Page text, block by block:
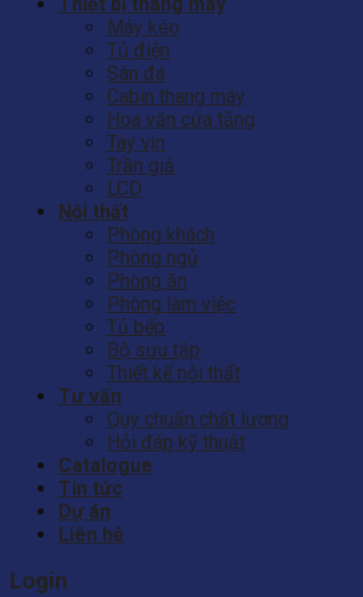
Máy kéo
Tủ điện
Sàn đá
Cabin thang máy
Hoa văn cửa tầng
Tay vịn
Trần giả
LCD
Nội thất
Phòng khách
Phòng ngủ
Phòng ăn
Phòng làm việc
Tủ bếp
Bộ sưu tập
Thiết kế nội thất
Tư vấn
Quy chuẩn chất lượng
Hỏi đáp kỹ thuật
Catalogue
Tin tức
Dự án
Liên hệ
Login